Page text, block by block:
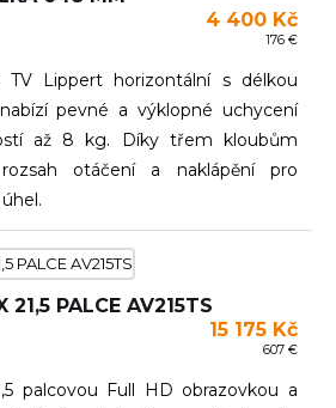
4 400 Kč
176 €
TV Lippert horizontální s délkou
pevné a výklopné uchycení
až 8 kg. Díky třem kloubům
otáčení a naklápění pro
21,5 PALCE AV215TS
15 175 Kč
607 €
palcovou Full HD obrazovkou a